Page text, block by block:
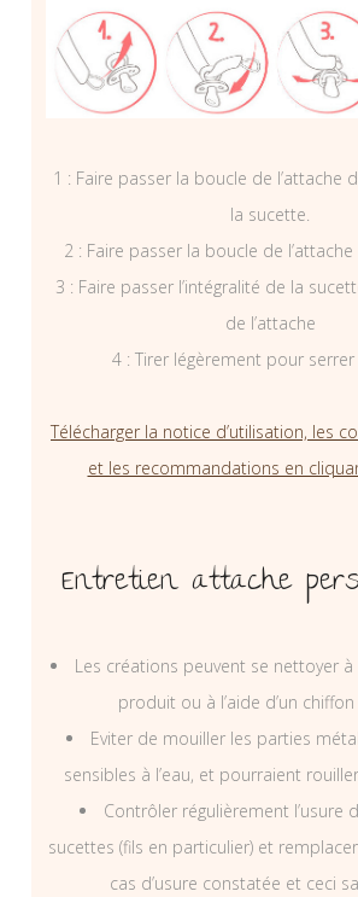
1 : Faire passer la boucle de l’attache
la sucette.
2 : Faire passer la boucle de
3 : Faire passer l’intégralité de la
de l’attache
4 : Tirer légèrement pour
Télécharger la notice d’utilisation, les
et les recommandations en
Entretien attache
Les créations peuvent se nettoyer à
produit ou à l’aide d’un
Eviter de mouiller les parties
sensibles à l’eau, et pourraient
Contrôler régulièrement l’usure
sucettes (fils en particulier) et
cas d’usure constatée et ceci